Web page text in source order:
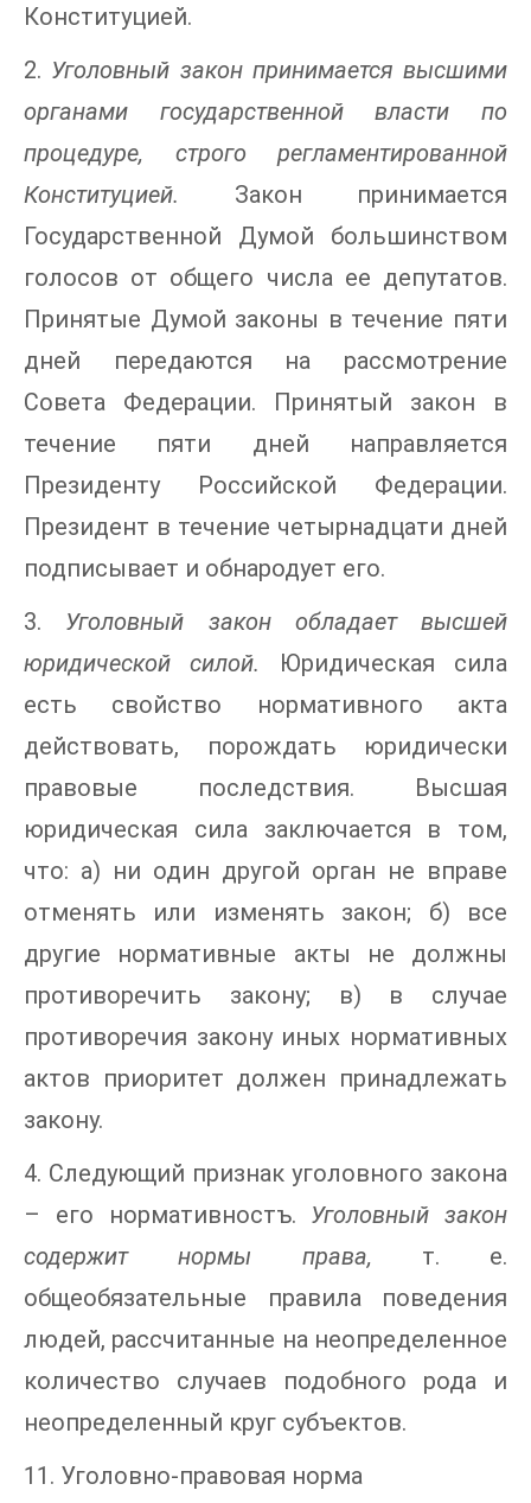
Конституцией.
2. Уголовный закон принимается высшими
органами государственной власти по
процедуре, строго регламентированной
Конституцией. Закон принимается
Государственной Думой большинством
голосов от общего числа ее депутатов.
Принятые Думой законы в течение пяти
дней передаются на рассмотрение
Совета Федерации. Принятый закон в
течение пяти дней направляется
Президенту Российской Федерации.
Президент в течение четырнадцати дней
подписывает и обнародует его.
3. Уголовный закон обладает высшей
юридической силой. Юридическая сила
есть свойство нормативного акта
действовать, порождать юридически
правовые последствия. Высшая
юридическая сила заключается в том,
что: а) ни один другой орган не вправе
отменять или изменять закон; б) все
другие нормативные акты не должны
противоречить закону; в) в случае
противоречия закону иных нормативных
актов приоритет должен принадлежать
закону.
4. Следующий признак уголовного закона
– его нормативностъ. Уголовный закон
содержит нормы права, т. е.
общеобязательные правила поведения
людей, рассчитанные на неопределенное
количество случаев подобного рода и
неопределенный круг субъектов.
11. Уголовно-правовая норма